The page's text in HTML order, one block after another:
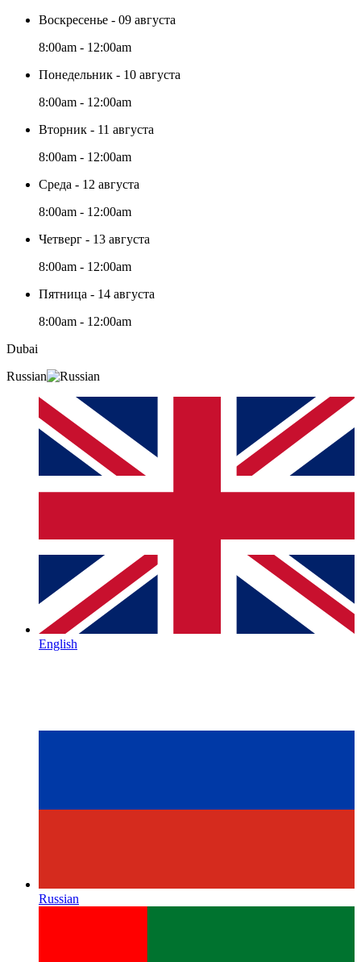
Воскресенье - 09 августа
8:00am - 12:00am
Понедельник - 10 августа
8:00am - 12:00am
Вторник - 11 августа
8:00am - 12:00am
Среда - 12 августа
8:00am - 12:00am
Четверг - 13 августа
8:00am - 12:00am
Пятница - 14 августа
8:00am - 12:00am
Dubai
Russian
English
Russian